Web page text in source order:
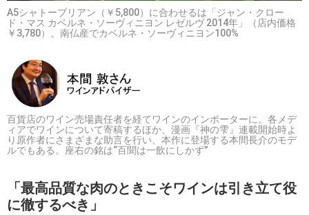
A5シャトーブリアン（￥5,800）に合わせるは「ジャン・クロー
ド・マス カベルネ・ソーヴィニヨン レゼルヴ 2014年」（店内価格
￥3,780）。南仏産でカベルネ・ソーヴィニヨン100%
百貨店のワイン売場責任者を経てワインのインポーターに。各メデ
ィアでワインについて寄稿するほか、漫画『神の雫』連載開始時よ
り原作者にさまざまな助言を行い、本作に登場する本間長介のモデ
ルでもある。座右の銘は“百聞は一飲にしかず”
「最高品質な肉のときこそワインは引き立て役
に徹するべき」